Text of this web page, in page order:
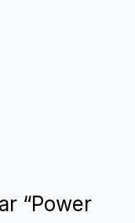
“Power